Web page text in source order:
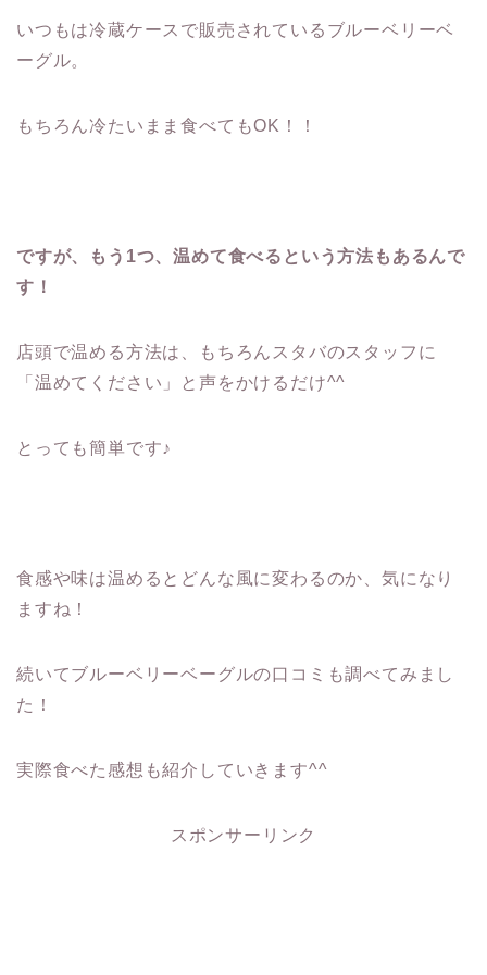
いつもは冷蔵ケースで販売されているブルーベリーベ
ーグル。
もちろん冷たいまま食べてもOK！！
ですが、もう1つ、温めて食べるという方法もあるんで
す！
店頭で温める方法は、もちろんスタバのスタッフに
「温めてください」と声をかけるだけ^^
とっても簡単です♪
食感や味は温めるとどんな風に変わるのか、気になり
ますね！
続いてブルーベリーベーグルの口コミも調べてみまし
た！
実際食べた感想も紹介していきます^^
スポンサーリンク